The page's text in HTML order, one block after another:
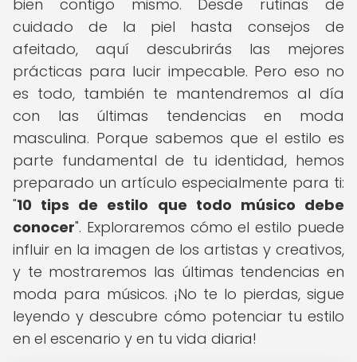
bien contigo mismo. Desde rutinas de
cuidado de la piel hasta consejos de
afeitado, aquí descubrirás las mejores
prácticas para lucir impecable. Pero eso no
es todo, también te mantendremos al día
con las últimas tendencias en moda
masculina. Porque sabemos que el estilo es
parte fundamental de tu identidad, hemos
preparado un artículo especialmente para ti:
"10 tips de estilo que todo músico debe
conocer". Exploraremos cómo el estilo puede
influir en la imagen de los artistas y creativos,
y te mostraremos las últimas tendencias en
moda para músicos. ¡No te lo pierdas, sigue
leyendo y descubre cómo potenciar tu estilo
en el escenario y en tu vida diaria!